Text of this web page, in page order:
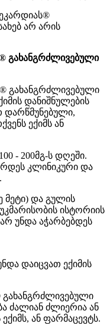
არ არის
გახანგრძლივებული
დანიშნულების
დარწმუნებული,
ექიმს ან
- 200მგ-ს დღეში.
კლინიკური და
მეტი) და გულის
ისტორიის
უნდა აჭარბებდეს
დაიცვათ ექიმის
ძალიან ძლიერია ან
ან ფარმაცევტს.